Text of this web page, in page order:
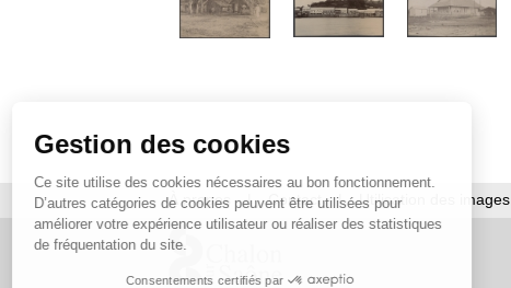
À propos | Contact | Utilisation des images
Gestion des cookies
Ce site utilise des cookies nécessaires au bon fonctionnement.
D’autres catégories de cookies peuvent être utilisées pour
améliorer votre expérience utilisateur ou réaliser des statistiques
de fréquentation du site.
Consentements certifiés par